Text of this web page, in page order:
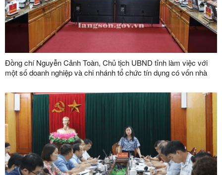
Đồng chí Nguyễn Cảnh Toàn, Chủ tịch UBND tỉnh làm việc với
một số doanh nghiệp và chi nhánh tổ chức tín dụng có vốn nhà